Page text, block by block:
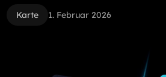
Karte 1. Februar 2026